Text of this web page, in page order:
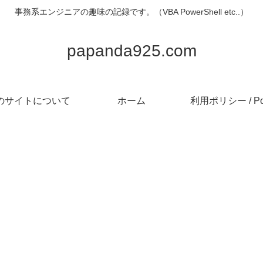
事務系エンジニアの趣味の記録です。（VBA PowerShell etc..）
papanda925.com
サイトについて ホーム 利用ポリシー /